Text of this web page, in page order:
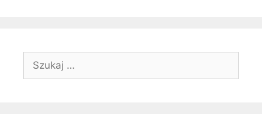
Szukaj: